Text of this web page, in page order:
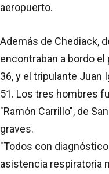
aeropuerto.
Además de Chediack,
encontraban a bordo el
36, y el tripulante Juan
51. Los tres hombres
"Ramón Carrillo", de
graves.
"Todos con
asistencia respiratoria